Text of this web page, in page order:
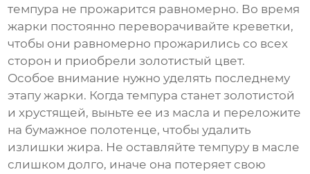
темпура не прожарится равномерно. Во время
жарки постоянно переворачивайте креветки,
чтобы они равномерно прожарились со всех
сторон и приобрели золотистый цвет.
Особое внимание нужно уделять последнему
этапу жарки. Когда темпура станет золотистой
и хрустящей, выньте ее из масла и переложите
на бумажное полотенце, чтобы удалить
излишки жира. Не оставляйте темпуру в масле
слишком долго, иначе она потеряет свою